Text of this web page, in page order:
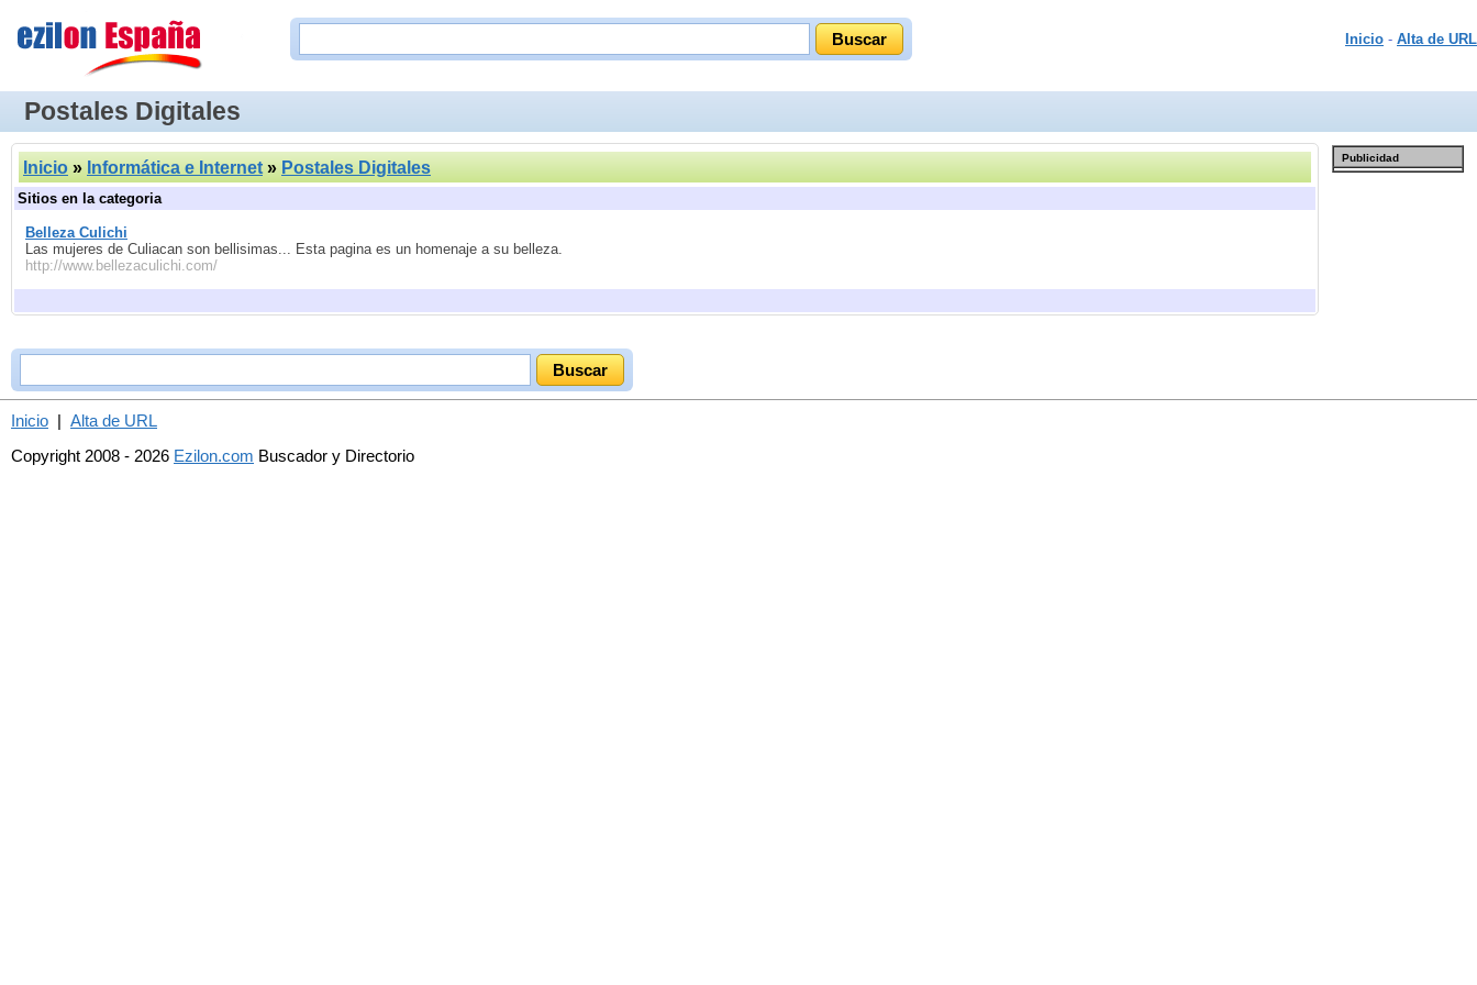
Inicio - Alta de URL
Postales Digitales
Inicio » Informática e Internet» Postales Digitales
Sitios en la categoria
Belleza Culichi
Las mujeres de Culiacan son bellisimas... Esta pagina es un homenaje a su belleza.
http://www.bellezaculichi.com/
Publicidad
Inicio | Alta de URL
Copyright 2008 - 2026 Ezilon.com Buscador y Directorio